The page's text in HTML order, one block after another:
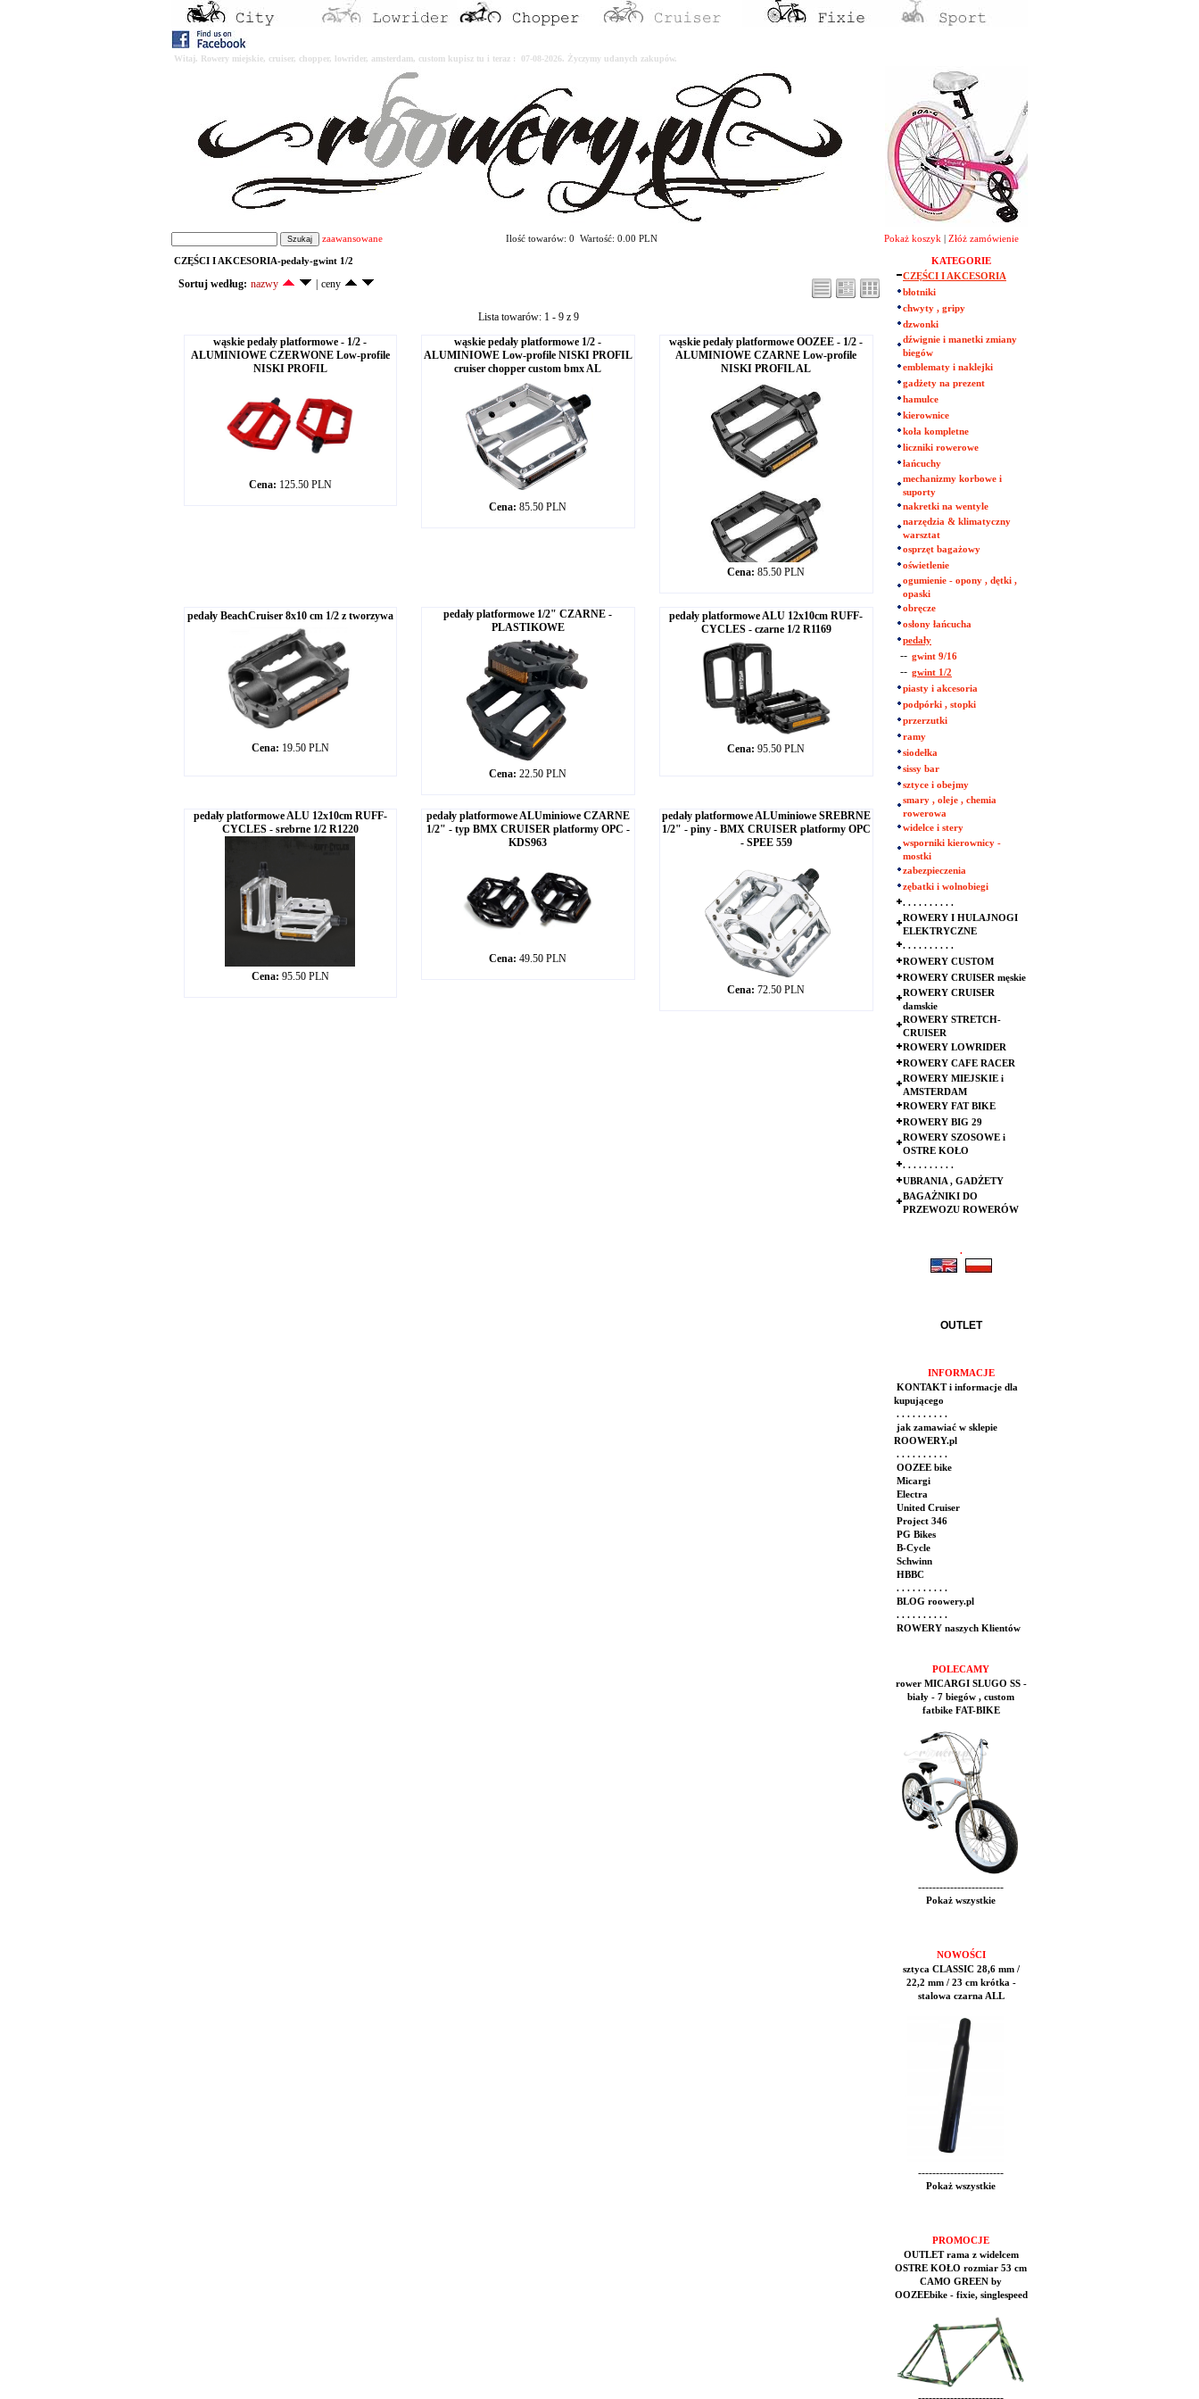
Witaj. Rowery miejskie, cruiser, chopper, lowrider, amsterdam, custom kupisz tu i teraz : 07-08-2026. Życzymy udanych zakupów.
zaawansowane Ilość towarów: 0 Wartość: 0.00 PLN Pokaż koszyk Złóż zamówienie
CZĘŚCI I AKCESORIA-pedały-gwint 1/2
Sortuj według: nazwy ceny
Lista towarów: 1 - 9 z 9
wąskie pedały platformowe - 1/2 -
ALUMINIOWE CZERWONE Low-profile
NISKI PROFIL
Cena: 125.50 PLN
wąskie pedały platformowe 1/2 -
ALUMINIOWE Low-profile NISKI PROFIL
cruiser chopper custom bmx AL
Cena: 85.50 PLN
wąskie pedały platformowe OOZEE - 1/2 -
ALUMINIOWE CZARNE Low-profile
NISKI PROFIL AL
Cena: 85.50 PLN
pedały BeachCruiser 8x10 cm 1/2 z tworzywa
Cena: 19.50 PLN
pedały platformowe 1/2" CZARNE -
PLASTIKOWE
Cena: 22.50 PLN
pedały platformowe ALU 12x10cm RUFF-
CYCLES - czarne 1/2 R1169
Cena: 95.50 PLN
pedały platformowe ALU 12x10cm RUFF-
CYCLES - srebrne 1/2 R1220
Cena: 95.50 PLN
pedały platformowe ALUminiowe CZARNE
1/2" - typ BMX CRUISER platformy OPC -
KDS963
Cena: 49.50 PLN
pedały platformowe ALUminiowe SREBRNE
1/2" - piny - BMX CRUISER platformy OPC
- SPEE 559
Cena: 72.50 PLN
KATEGORIE
CZĘŚCI I AKCESORIA
błotniki
chwyty , gripy
dzwonki
dźwignie i manetki zmiany
biegów
emblematy i naklejki
gadżety na prezent
hamulce
kierownice
koła kompletne
liczniki rowerowe
łańcuchy
mechanizmy korbowe i
suporty
nakretki na wentyle
narzędzia & klimatyczny
warsztat
osprzęt bagażowy
oświetlenie
ogumienie - opony , dętki ,
opaski
obręcze
osłony łańcucha
pedały
-- gwint 9/16
-- gwint 1/2
piasty i akcesoria
podpórki , stopki
przerzutki
ramy
siodełka
sissy bar
sztyce i obejmy
smary , oleje , chemia
rowerowa
widelce i stery
wsporniki kierownicy -
mostki
zabezpieczenia
zębatki i wolnobiegi
. . . . . . . . . .
ROWERY I HULAJNOGI
ELEKTRYCZNE
. . . . . . . . . .
ROWERY CUSTOM
ROWERY CRUISER męskie
ROWERY CRUISER
damskie
ROWERY STRETCH-
CRUISER
ROWERY LOWRIDER
ROWERY CAFE RACER
ROWERY MIEJSKIE i
AMSTERDAM
ROWERY FAT BIKE
ROWERY BIG 29
ROWERY SZOSOWE i
OSTRE KOŁO
. . . . . . . . . .
UBRANIA , GADŻETY
BAGAŻNIKI DO
PRZEWOZU ROWERÓW
.
OUTLET
INFORMACJE
KONTAKT i informacje dla
kupującego
. . . . . . . . . .
jak zamawiać w sklepie
ROOWERY.pl
. . . . . . . . . .
OOZEE bike
Micargi
Electra
United Cruiser
Project 346
PG Bikes
B-Cycle
Schwinn
HBBC
. . . . . . . . . .
BLOG roowery.pl
. . . . . . . . . .
ROWERY naszych Klientów
POLECAMY
rower MICARGI SLUGO SS -
biały - 7 biegów , custom
fatbike FAT-BIKE
------------------------
Pokaż wszystkie
NOWOŚCI
sztyca CLASSIC 28,6 mm /
22,2 mm / 23 cm krótka -
stalowa czarna ALL
------------------------
Pokaż wszystkie
PROMOCJE
OUTLET rama z widelcem
OSTRE KOŁO rozmiar 53 cm
CAMO GREEN by
OOZEEbike - fixie, singlespeed